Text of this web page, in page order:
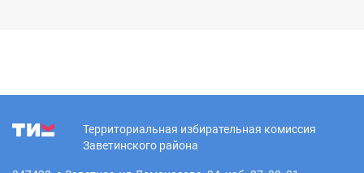
Территориальная избирательная комиссия
Заветинского района